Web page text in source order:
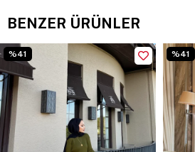
BENZER ÜRÜNLER
%41 %41